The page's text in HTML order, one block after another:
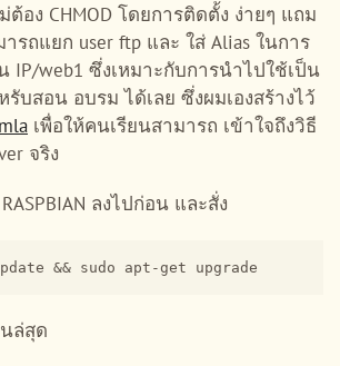
ต้อง CHMOD โดยการติดตั้ง ง่ายๆ แถม
รถแยก user ftp และ ใส่ Alias ในการ
IP/web1 ซึ่งเหมาะกับการนำไปใช้เป็น
รับสอน อบรม ได้เลย ซึ่งผมเองสร้างไว้
เพื่อให้คนเรียนสามารถ เข้าใจถึงวิธี
จริง
ลงไปก่อน และสั่ง
&& sudo apt-get upgrade
ล่สุด